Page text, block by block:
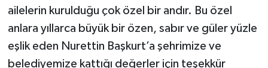
ailelerin kurulduğu çok özel bir andır. Bu özel
anlara yıllarca büyük bir özen, sabır ve güler yüzle
eşlik eden Nurettin Başkurt’a şehrimize ve
belediyemize kattığı değerler için teşekkür